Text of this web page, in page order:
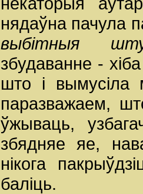
нядаўна пачула
выбітныя
збудаванне -
што і вымусіла
паразважаем,
ўжываць,
збядняе яе,
нікога
баліць.